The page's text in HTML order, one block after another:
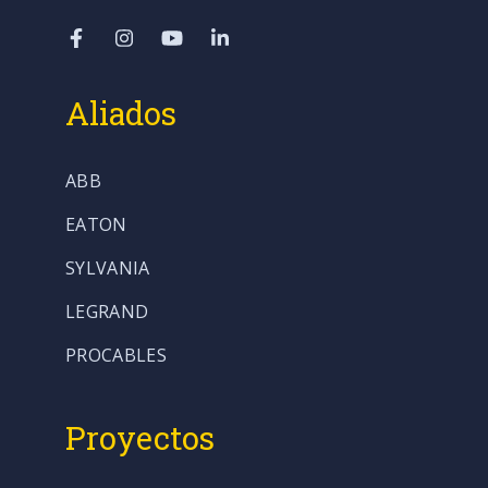
Aliados
ABB
EATON
SYLVANIA
LEGRAND
PROCABLES
Proyectos